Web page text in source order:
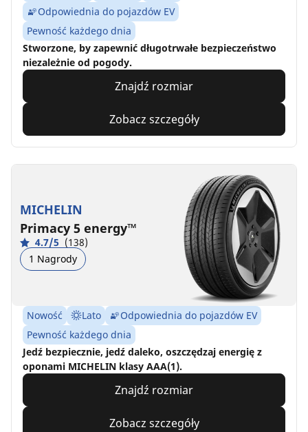
Odpowiednia do pojazdów EV
Pewność każdego dnia
Stworzone, by zapewnić długotrwałe bezpieczeństwo
niezależnie od pogody.
Znajdź rozmiar
Zobacz szczegóły
MICHELIN
Primacy 5 energy™
4.7/5 (138)
1 Nagrody
Nowość Lato
Odpowiednia do pojazdów EV
Pewność każdego dnia
Jedź bezpiecznie, jedź daleko, oszczędzaj energię z
oponami MICHELIN klasy AAA(1).
Znajdź rozmiar
Zobacz szczegóły